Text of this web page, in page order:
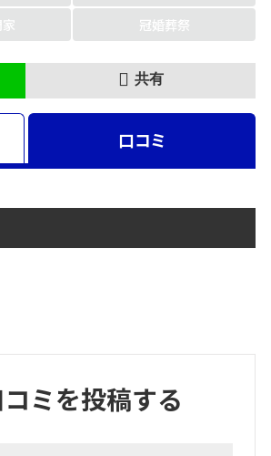
冠婚葬祭
共有
口コミ
ミを投稿する